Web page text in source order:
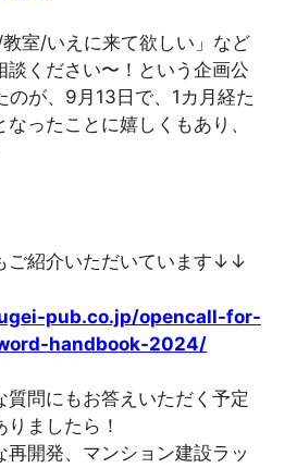
教室/いえに来て欲しい」など
談ください〜！という企画公
のが、9月13日で、1カ月経た
ったことに嬉しくもあり、
ご紹介いただいています↓↓
pub.co.jp/opencall-for-
handbook-2024/
質問にもお答えいただく予定
ましたら！
再開発、マンション建設ラッ